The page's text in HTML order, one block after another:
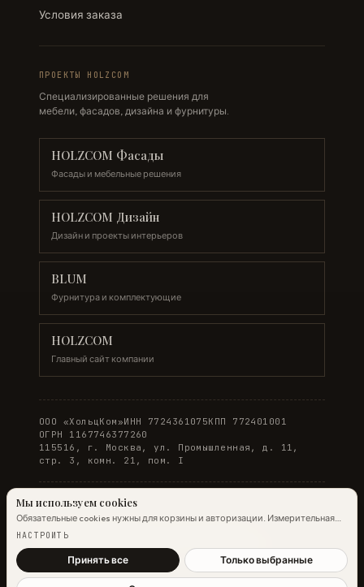
Условия заказа
ПРОЕКТЫ HOLZCOM
Специализированные решения для
мебели, фасадов, дизайна и фурнитуры.
HOLZCOM Фасады
Фасады и мебельные решения
HOLZCOM Дизайн
Дизайн и проекты интерьеров
BLUM
Фурнитура и комплектующие
HOLZCOM
Главный сайт компании
ООО «ХольцКом»ИНН 7724361075КПП 772401001
ОГРН 1167746377260
115516, г. Москва, ул. Промышленная, д. 11,
стр. 3, комн. 21, пом. I
© 2026 WOODONLINE. Все права защищены.
Мы используем cookies
Обязательные cookies нужны для корзины и авторизации. Измерительная
аналитика Яндекс.Метрики работает на обычных страницах всегда;
Подробнее →
НАСТРОИТЬ
Принять все Только выбранные